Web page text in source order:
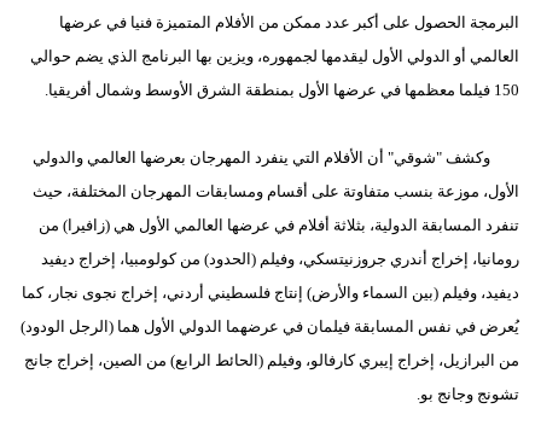
البرمجة الحصول على أكبر عدد ممكن من الأفلام المتميزة فنيا في عرضها
العالمي أو الدولي الأول ليقدمها لجمهوره، ويزين بها البرنامج الذي يضم حوالي
150 فيلما معظمها في عرضها الأول بمنطقة الشرق الأوسط وشمال أفريقيا.
وكشف "شوقي" أن الأفلام التي ينفرد المهرجان بعرضها العالمي والدولي
الأول، موزعة بنسب متفاوتة على أقسام ومسابقات المهرجان المختلفة، حيث
تنفرد المسابقة الدولية، بثلاثة أفلام في عرضها العالمي الأول هي (زافيرا) من
رومانيا، إخراج أندري جروزنيتسكي، وفيلم (الحدود) من كولومبيا، إخراج ديفيد
ديفيد، وفيلم (بين السماء والأرض) إنتاج فلسطيني أردني، إخراج نجوى نجار، كما
يُعرض في نفس المسابقة فيلمان في عرضهما الدولي الأول هما (الرجل الودود)
من البرازيل، إخراج إيبري كارفالو، وفيلم (الحائط الرابع) من الصين، إخراج جانج
تشونج وجانج بو.